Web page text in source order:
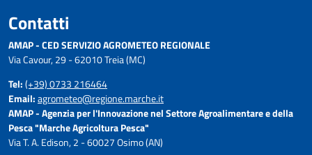
Contatti
AMAP - CED SERVIZIO AGROMETEO REGIONALE
Via Cavour, 29 - 62010 Treia (MC)
Tel:(+39) 0733 216464
Email:agrometeo@regione.marche.it
AMAP - Agenzia per l'Innovazione nel Settore Agroalimentare e della
Pesca "Marche Agricoltura Pesca"
Via T. A. Edison, 2 - 60027 Osimo (AN)